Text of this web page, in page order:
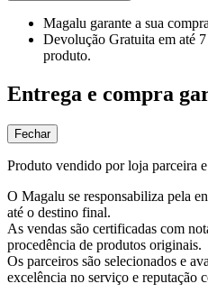
Magalu garante a sua
Devolução Gratuita em até
produto.
Entrega e compra
Fechar
Produto vendido por loja parceira
O Magalu se responsabiliza pela
até o destino final.
As vendas são certificadas com
procedência de produtos originais.
Os parceiros são selecionados e
excelência no serviço e reputação